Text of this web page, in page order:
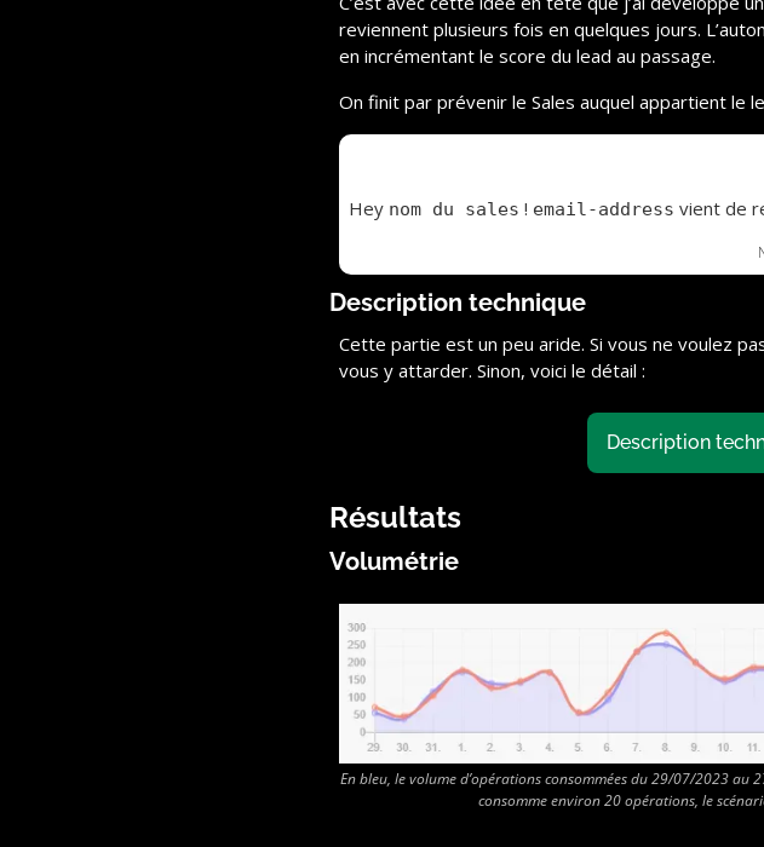
reviennent plusieurs fois en quelques jours.
en incrémentant le score du lead au passage.
On finit par prévenir le Sales auquel appartient le
Hey nom du sales ! email-address vient de
Description technique
Cette partie est un peu aride. Si vous ne voulez
vous y attarder. Sinon, voici le détail :
Description
Résultats
Volumétrie
En bleu, le volume d’opérations consommées du 29/07/2023 au
consomme environ 20 opérations, le